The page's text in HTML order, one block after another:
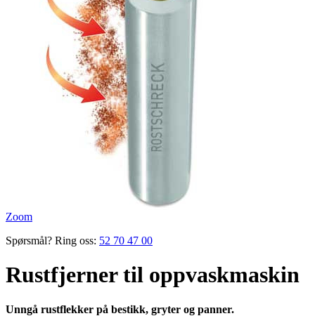
Zoom
Spørsmål? Ring oss: 52 70 47 00
Rustfjerner til oppvaskmaskin
Unngå rustflekker på bestikk, gryter og panner.